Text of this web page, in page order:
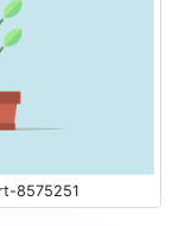
8575251